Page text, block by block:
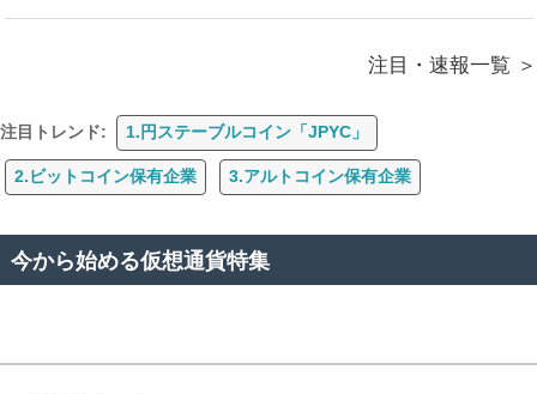
注目・速報一覧
注目トレンド: 1.円ステーブルコイン「JPYC」
2.ビットコイン保有企業 3.アルトコイン保有企業
今から始める仮想通貨特集